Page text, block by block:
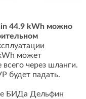
44.9 kWh можно
может
через шланги.
будет падать.
БИДа Дельфин